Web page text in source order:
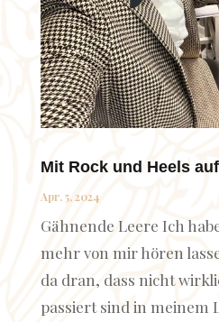
Mit Rock und Heels
Apr. 5, 2024
Gähnende Leere Ich
mehr von mir hören
da dran, dass nicht
passiert sind in meinem